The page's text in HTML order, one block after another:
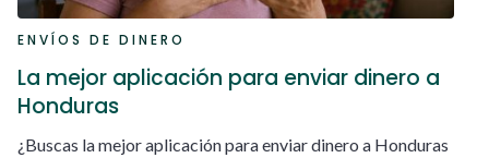
ENVÍOS DE DINERO
La mejor aplicación para enviar dinero a
Honduras
¿Buscas la mejor aplicación para enviar dinero a Honduras